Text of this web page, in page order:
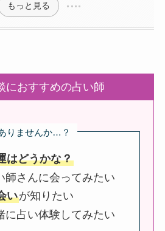
もっと見る
におすすめの占い師
りませんか…？
はどうかな？
師さんに会ってみたい
いが知りたい
に占い体験してみたい